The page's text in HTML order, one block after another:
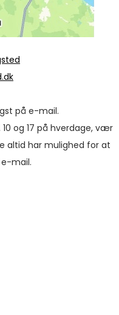
på e-mail.
og 17 på hverdage, vær
altid har mulighed for at
mail.